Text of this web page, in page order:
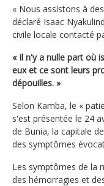
« Nous assistons à
déclaré Isaac
civile locale contacté
« Il n'y a nulle part où
eux et ce sont leurs
dépouilles. »
Selon Kamba, le «
s'est présentée le 24
de Bunia, la capitale
des symptômes
Les symptômes de la
des hémorragies et